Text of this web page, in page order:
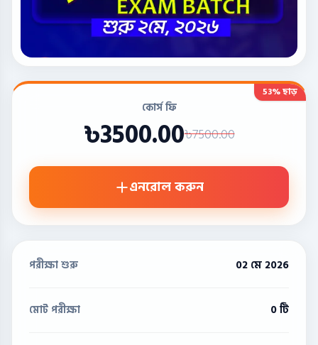
53% ছাড়
কোর্স ফি
৳3500.00৳7500.00
এনরোল করুন
পরীক্ষা শুরু 02 মে 2026
মোট পরীক্ষা 0 টি